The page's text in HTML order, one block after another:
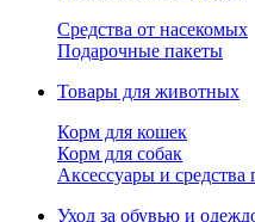
Средства от насекомых
Подарочные пакеты
Товары для животных
Корм для кошек
Корм для собак
Аксессуары и
Уход за обувью и